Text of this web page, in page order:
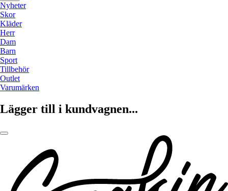
Nyheter
Skor
Kläder
Herr
Dam
Barn
Sport
Tillbehör
Outlet
Varumärken
Lägger till i kundvagnen...